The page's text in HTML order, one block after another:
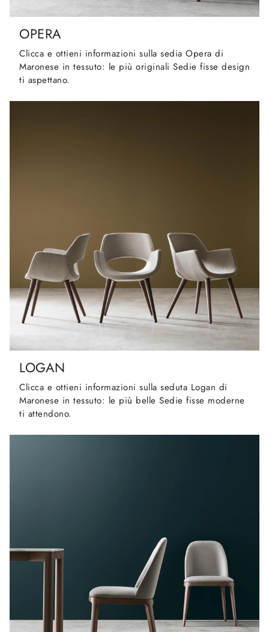
OPERA
Clicca e ottieni informazioni sulla sedia Opera di
Maronese in tessuto: le più originali Sedie fisse design
ti aspettano.
LOGAN
Clicca e ottieni informazioni sulla seduta Logan di
Maronese in tessuto: le più belle Sedie fisse moderne
ti attendono.